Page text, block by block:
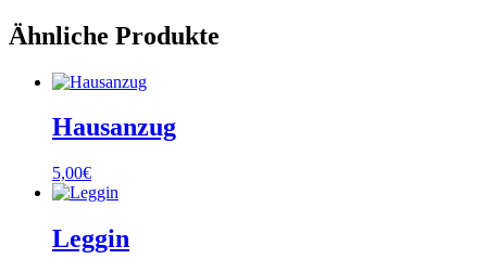
Ähnliche Produkte
Hausanzug
5,00€
Leggin